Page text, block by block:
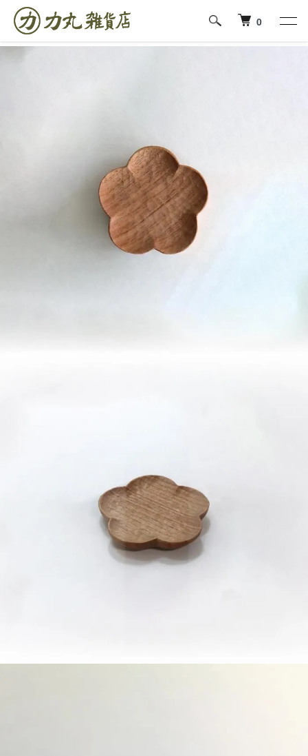
0
ホーム 工房えらむ/田中陽三